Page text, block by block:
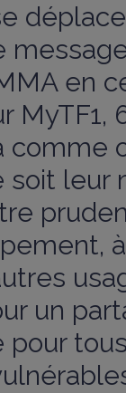
en
MyTF1,
comme
soit leur
un
pour